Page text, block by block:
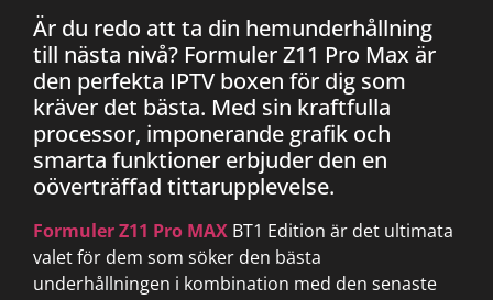
Är du redo att ta din hemunderhållning
till nästa nivå? Formuler Z11 Pro Max är
den perfekta IPTV boxen för dig som
kräver det bästa. Med sin kraftfulla
processor, imponerande grafik och
smarta funktioner erbjuder den en
oöverträffad tittarupplevelse.
Formuler Z11 Pro MAX BT1 Edition är det ultimata
valet för dem som söker den bästa
underhållningen i kombination med den senaste